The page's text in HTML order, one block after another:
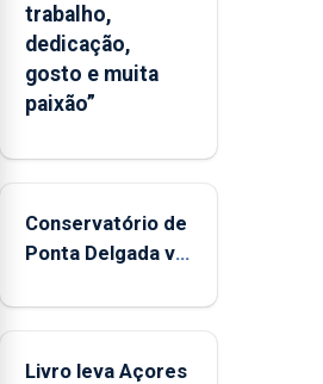
trabalho,
dedicação,
gosto e muita
paixão”
Conservatório de
Ponta Delgada vai
novos
Livro leva Açores